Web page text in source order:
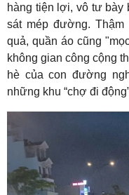
hàng tiện lợi, vô tư bày
sát mép đường.
quả, quần áo cũng
không gian công cộng
hè của con đường
những khu “chợ đi